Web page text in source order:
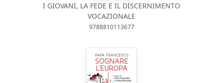
I GIOVANI, LA FEDE E IL DISCERNIMENTO
VOCAZIONALE
9788810113677